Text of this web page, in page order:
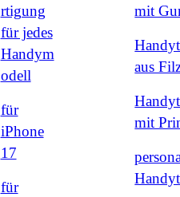
rtigung
für jedes
Handym
odell
für
iPhone
17
für
mit
aus
mit